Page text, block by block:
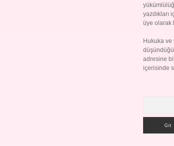
yazdıkları
üye olarak
Hukuka ve
adresine
içerisinde